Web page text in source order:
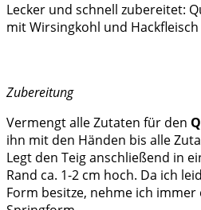
Lecker und schnell zubereitet:
mit Wirsingkohl und Hackfleisch
Zubereitung
Vermengt alle Zutaten für den
ihn mit den Händen bis alle
Legt den Teig anschließend in
Rand ca. 1-2 cm hoch. Da ich
Form besitze, nehme ich